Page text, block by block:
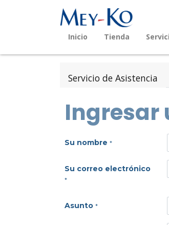
Inicio Tienda
Servicio de Asistencia
Ingresar
Su nombre *
Su correo electrónico
*
Asunto *